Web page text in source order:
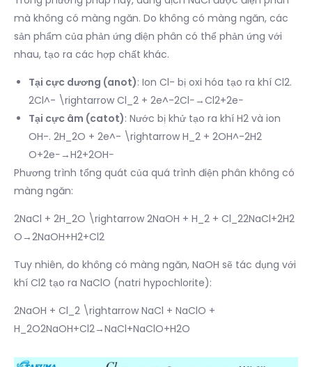
mà không có màng ngăn. Do không có màng ngăn, các
sản phẩm của phản ứng điện phân có thể phản ứng với
nhau, tạo ra các hợp chất khác.
Tại cực dương (anot): Ion Cl- bị oxi hóa tạo ra khí Cl2.
2Cl^- \rightarrow Cl_2 + 2e^-2Cl−→Cl2​+2e−
Tại cực âm (catot): Nước bị khử tạo ra khí H2 và ion
OH-. 2H_2O + 2e^- \rightarrow H_2 + 2OH^-2H2​
O+2e−→H2​+2OH−
Phương trình tổng quát của quá trình điện phân không có
màng ngăn:
2NaCl + 2H_2O \rightarrow 2NaOH + H_2 + Cl_22NaCl+2H2​
O→2NaOH+H2​+Cl2​
Tuy nhiên, do không có màng ngăn, NaOH sẽ tác dụng với
khí Cl2 tạo ra NaClO (natri hypochlorite):
2NaOH + Cl_2 \rightarrow NaCl + NaClO +
H_2O2NaOH+Cl2​→NaCl+NaClO+H2​O